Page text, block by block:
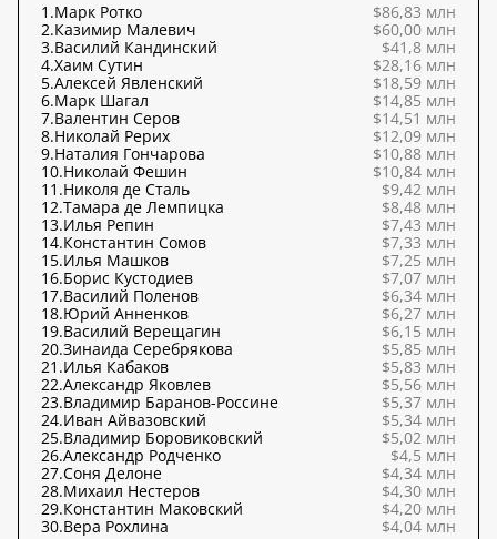
1.Марк Ротко
$86,83 млн
2.Казимир Малевич
$60,00 млн
3.Василий Кандинский
$41,8 млн
4.Хаим Сутин
$28,16 млн
5.Алексей Явленский
$18,59 млн
6.Марк Шагал
$14,85 млн
7.Валентин Серов
$14,51 млн
8.Николай Рерих
$12,09 млн
9.Наталия Гончарова
$10,88 млн
10.Николай Фешин
$10,84 млн
11.Николя де Сталь
$9,42 млн
12.Тамара де Лемпицка
$8,48 млн
13.Илья Репин
$7,43 млн
14.Константин Сомов
$7,33 млн
15.Илья Машков
$7,25 млн
16.Борис Кустодиев
$7,07 млн
17.Василий Поленов
$6,34 млн
18.Юрий Анненков
$6,27 млн
19.Василий Верещагин
$6,15 млн
20.Зинаида Серебрякова
$5,85 млн
21.Илья Кабаков
$5,83 млн
22.Александр Яковлев
$5,56 млн
23.Владимир Баранов-Россине
$5,37 млн
24.Иван Айвазовский
$5,34 млн
25.Владимир Боровиковский
$5,02 млн
26.Александр Родченко
$4,5 млн
27.Соня Делоне
$4,34 млн
28.Михаил Нестеров
$4,30 млн
29.Константин Маковский
$4,20 млн
30.Вера Рохлина $4,04 млн